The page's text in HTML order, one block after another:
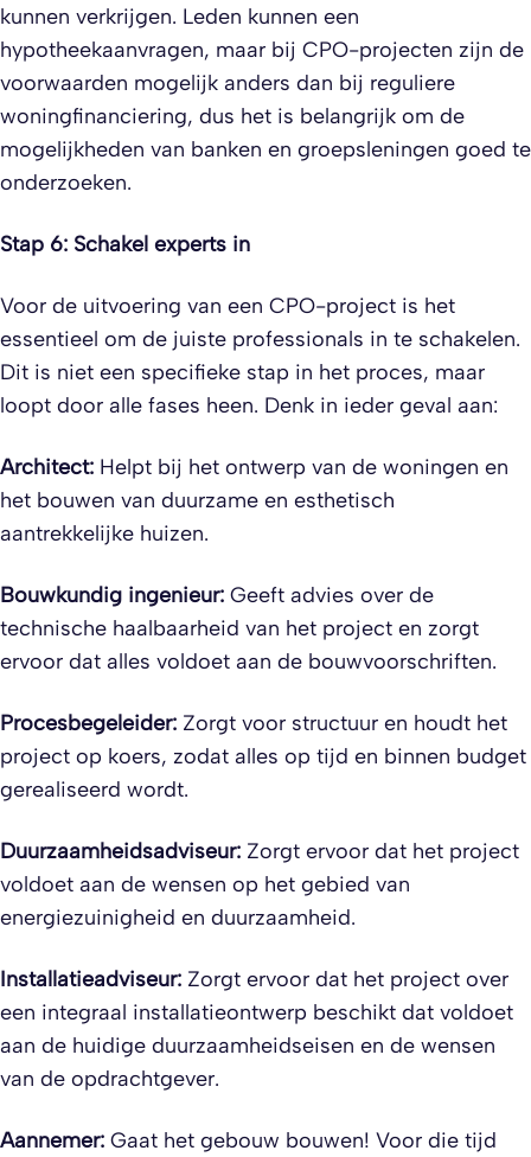
kunnen verkrijgen. Leden kunnen een
hypotheekaanvragen, maar bij CPO-projecten zijn de
voorwaarden mogelijk anders dan bij reguliere
woningfinanciering, dus het is belangrijk om de
mogelijkheden van banken en groepsleningen goed te
onderzoeken.
Stap 6: Schakel experts in
Voor de uitvoering van een CPO-project is het
essentieel om de juiste professionals in te schakelen.
Dit is niet een specifieke stap in het proces, maar
loopt door alle fases heen. Denk in ieder geval aan:
Architect: Helpt bij het ontwerp van de woningen en
het bouwen van duurzame en esthetisch
aantrekkelijke huizen.
Bouwkundig ingenieur: Geeft advies over de
technische haalbaarheid van het project en zorgt
ervoor dat alles voldoet aan de bouwvoorschriften.
Procesbegeleider: Zorgt voor structuur en houdt het
project op koers, zodat alles op tijd en binnen budget
gerealiseerd wordt.
Duurzaamheidsadviseur: Zorgt ervoor dat het project
voldoet aan de wensen op het gebied van
energiezuinigheid en duurzaamheid.
Installatieadviseur: Zorgt ervoor dat het project over
een integraal installatieontwerp beschikt dat voldoet
aan de huidige duurzaamheidseisen en de wensen
van de opdrachtgever.
Aannemer: Gaat het gebouw bouwen! Voor die tijd